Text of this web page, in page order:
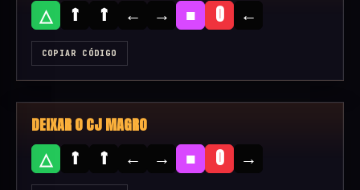
△ ↑ ↑ ← → ■ O ←
COPIAR CÓDIGO
DEIXAR O CJ MAGRO
△ ↑ ↑ ← → ■ O →